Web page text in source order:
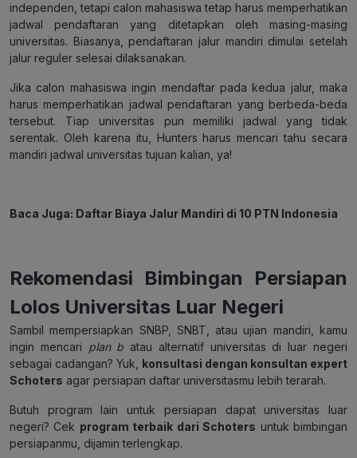
independen, tetapi calon mahasiswa tetap harus memperhatikan
jadwal pendaftaran yang ditetapkan oleh masing-masing
universitas. Biasanya, pendaftaran jalur mandiri dimulai setelah
jalur reguler selesai dilaksanakan.
Jika calon mahasiswa ingin mendaftar pada kedua jalur, maka
harus memperhatikan jadwal pendaftaran yang berbeda-beda
tersebut. Tiap universitas pun memiliki jadwal yang tidak
serentak. Oleh karena itu, Hunters harus mencari tahu secara
mandiri jadwal universitas tujuan kalian, ya!
Baca Juga: Daftar Biaya Jalur Mandiri di 10 PTN Indonesia
Rekomendasi Bimbingan Persiapan
Lolos Universitas Luar Negeri
Sambil mempersiapkan SNBP, SNBT, atau ujian mandiri, kamu
ingin mencari plan b atau alternatif universitas di luar negeri
sebagai cadangan? Yuk, konsultasi dengan konsultan expert
Schoters agar persiapan daftar universitasmu lebih terarah.
Butuh program lain untuk persiapan dapat universitas luar
negeri? Cek program terbaik dari Schoters untuk bimbingan
persiapanmu, dijamin terlengkap.